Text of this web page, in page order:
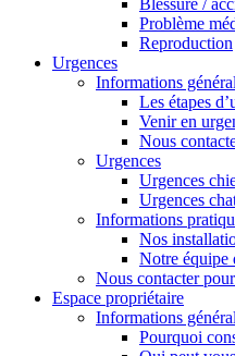
Blessure /
Problème
Reproduction
Urgences
Informations
Les étapes
Venir en
Nous
Urgences
Urgences
Urgences
Informations
Nos
Notre équipe
Nous contacter
Espace propriétaire
Informations
Pourquoi